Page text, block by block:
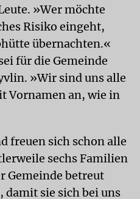
»Wer möchte
Risiko eingeht,
übernachten.«
für die Gemeinde
»Wir sind uns alle
Vornamen an, wie in
freuen sich schon alle
sechs Familien
Gemeinde betreut
damit sie sich bei uns